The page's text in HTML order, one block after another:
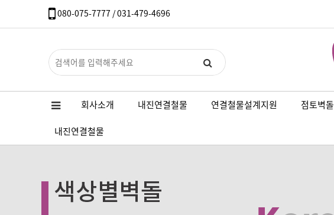
080-075-7777 / 031-479-4696
회사소개 내진연결철물 연결철물설계지원 점토벽돌
내진연결철물